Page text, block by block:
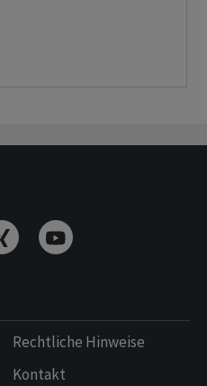
Rechtliche Hinweise
Kontakt